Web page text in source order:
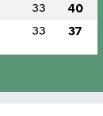
33 40
33 37